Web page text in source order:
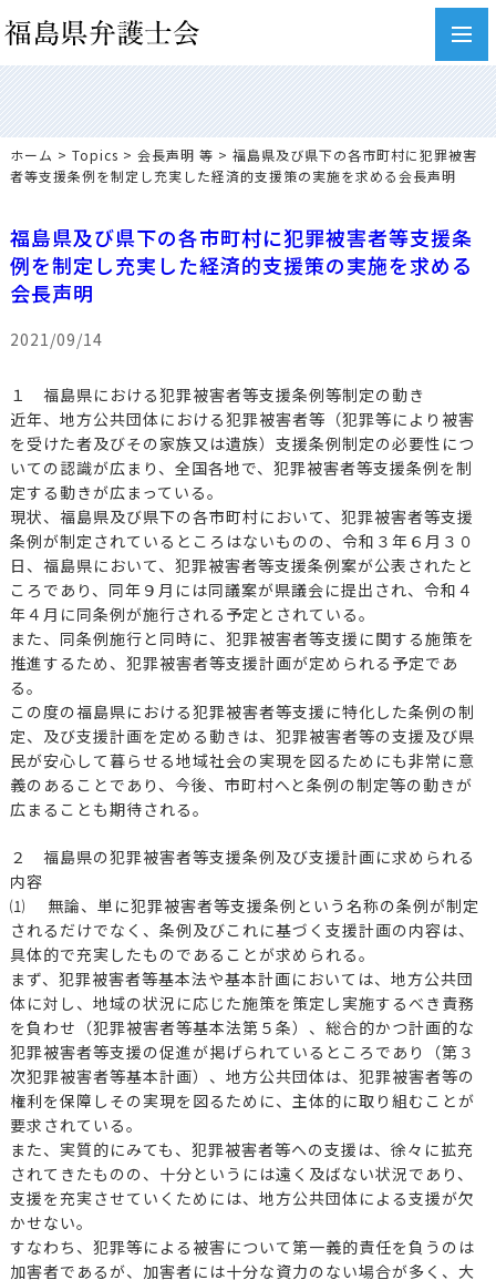
ホーム > Topics > 会長声明 等 > 福島県及び県下の各市町村に犯罪被害
者等支援条例を制定し充実した経済的支援策の実施を求める会長声明
福島県及び県下の各市町村に犯罪被害者等支援条
例を制定し充実した経済的支援策の実施を求める
会長声明
2021/09/14
１ 福島県における犯罪被害者等支援条例等制定の動き
近年、地方公共団体における犯罪被害者等（犯罪等により被害
を受けた者及びその家族又は遺族）支援条例制定の必要性につ
いての認識が広まり、全国各地で、犯罪被害者等支援条例を制
定する動きが広まっている。
現状、福島県及び県下の各市町村において、犯罪被害者等支援
条例が制定されているところはないものの、令和３年６月３０
日、福島県において、犯罪被害者等支援条例案が公表されたと
ころであり、同年９月には同議案が県議会に提出され、令和４
年４月に同条例が施行される予定とされている。
また、同条例施行と同時に、犯罪被害者等支援に関する施策を
推進するため、犯罪被害者等支援計画が定められる予定であ
る。
この度の福島県における犯罪被害者等支援に特化した条例の制
定、及び支援計画を定める動きは、犯罪被害者等の支援及び県
民が安心して暮らせる地域社会の実現を図るためにも非常に意
義のあることであり、今後、市町村へと条例の制定等の動きが
広まることも期待される。
２ 福島県の犯罪被害者等支援条例及び支援計画に求められる
内容
⑴ 無論、単に犯罪被害者等支援条例という名称の条例が制定
されるだけでなく、条例及びこれに基づく支援計画の内容は、
具体的で充実したものであることが求められる。
まず、犯罪被害者等基本法や基本計画においては、地方公共団
体に対し、地域の状況に応じた施策を策定し実施するべき責務
を負わせ（犯罪被害者等基本法第５条）、総合的かつ計画的な
犯罪被害者等支援の促進が掲げられているところであり（第３
次犯罪被害者等基本計画）、地方公共団体は、犯罪被害者等の
権利を保障しその実現を図るために、主体的に取り組むことが
要求されている。
また、実質的にみても、犯罪被害者等への支援は、徐々に拡充
されてきたものの、十分というには遠く及ばない状況であり、
支援を充実させていくためには、地方公共団体による支援が欠
かせない。
すなわち、犯罪等による被害について第一義的責任を負うのは
加害者であるが、加害者には十分な資力のない場合が多く、大